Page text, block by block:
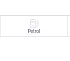
Petrol